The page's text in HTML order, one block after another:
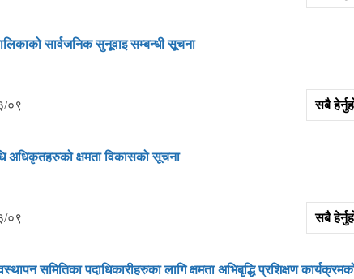
सार्वजनिक सुनूवाइ सम्‍बन्‍धी सूचना
०९ सबै
अधिकृतहरुको क्षमता विकासको सूचना
०९ सबै
समितिका पदाधिकारीहरुका लागि क्षमता अभिबृद्धि प्रशिक्षण